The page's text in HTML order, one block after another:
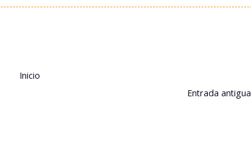
Entrada antigua
Inicio